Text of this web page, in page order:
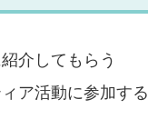
介してもらう
ア活動に参加する